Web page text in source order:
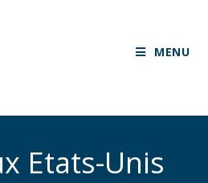
MENU
Etats-Unis